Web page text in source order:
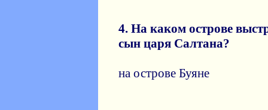
4. Нa кaкoм oстрoве
cын цaря Сaлтанa?
на острове Буяне